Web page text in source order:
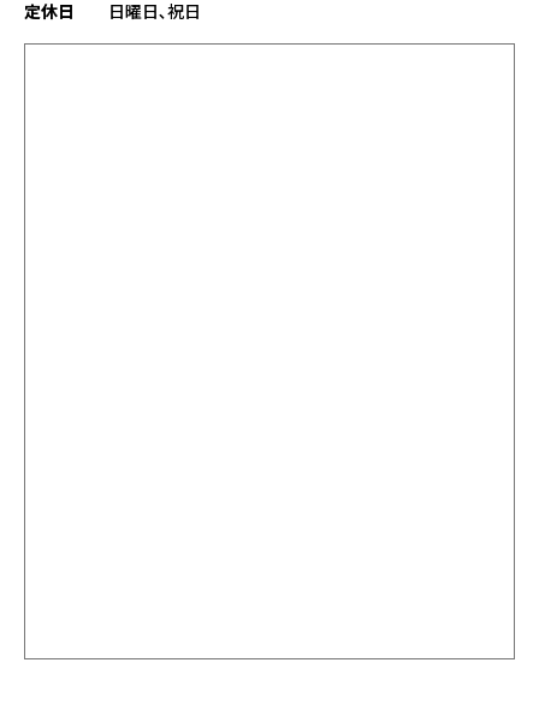
定休日
日曜日､祝日